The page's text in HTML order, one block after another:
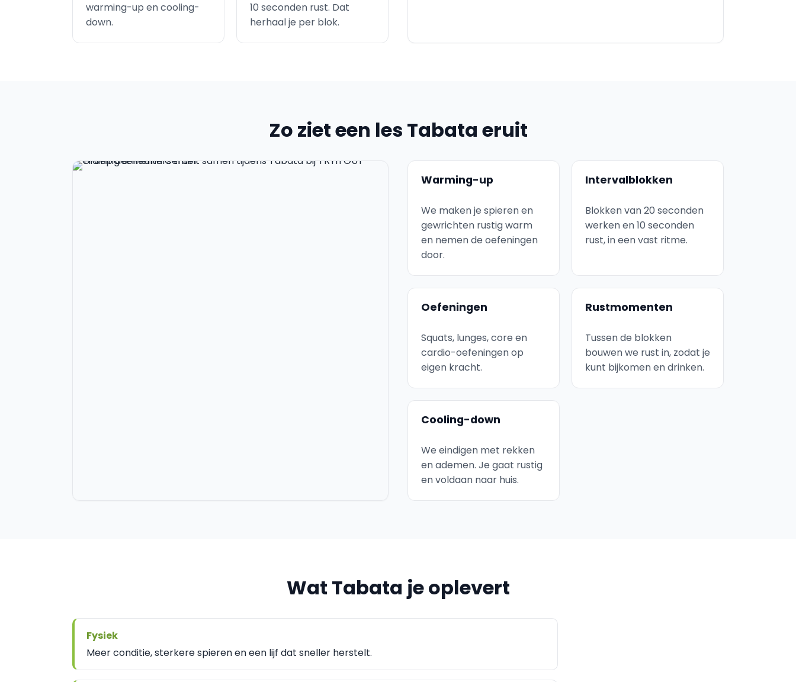
warming-up en cooling-
down.
10 seconden rust. Dat
herhaal je per blok.
Zo ziet een les Tabata eruit
Warming-up
We maken je spieren en
gewrichten rustig warm
en nemen de oefeningen
door.
Intervalblokken
Blokken van 20 seconden
werken en 10 seconden
rust, in een vast ritme.
Oefeningen
Squats, lunges, core en
cardio-oefeningen op
eigen kracht.
Rustmomenten
Tussen de blokken
bouwen we rust in, zodat je
kunt bijkomen en drinken.
Cooling-down
We eindigen met rekken
en ademen. Je gaat rustig
en voldaan naar huis.
Wat Tabata je oplevert
Fysiek
Meer conditie, sterkere spieren en een lijf dat sneller herstelt.